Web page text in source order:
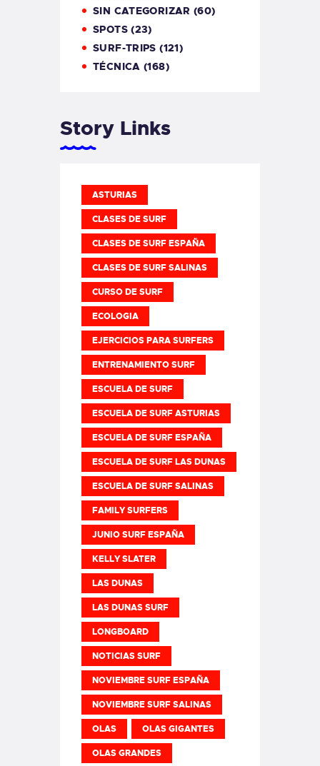
SIN CATEGORIZAR (60)
SPOTS(23)
SURF-TRIPS (121)
TÉCNICA (168)
Story Links
ASTURIAS
CLASES DE SURF
CLASES DE SURF ESPAÑA
CLASES DE SURF SALINAS
CURSO DE SURF
ECOLOGIA
EJERCICIOS PARA SURFERS
ENTRENAMIENTO SURF
ESCUELA DE SURF
ESCUELA DE SURF ASTURIAS
ESCUELA DE SURF ESPAÑA
ESCUELA DE SURF LAS DUNAS
ESCUELA DE SURF SALINAS
FAMILY SURFERS
JUNIO SURF ESPAÑA
KELLY SLATER
LAS DUNAS
LAS DUNAS SURF
LONGBOARD
NOTICIAS SURF
NOVIEMBRE SURF ESPAÑA
NOVIEMBRE SURF SALINAS
OLAS OLAS GIGANTES
OLAS GRANDES